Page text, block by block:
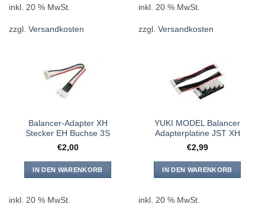
inkl. 20 % MwSt.
zzgl. Versandkosten
inkl. 20 % MwSt.
zzgl. Versandkosten
Balancer-Adapter XH
Stecker EH Buchse 3S
€2,00
IN DEN WARENKORB
inkl. 20 % MwSt.
YUKI MODEL Balancer
Adapterplatine JST XH
€2,99
IN DEN WARENKORB
inkl. 20 % MwSt.